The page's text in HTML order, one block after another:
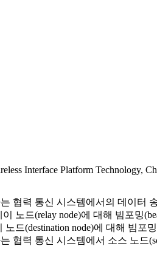
Interface Platform Technology,
협력 통신 시스템에서의 데이터
노드(relay node)에 대해 빔포밍
드(destination node)에 대해 빔포
협력 통신 시스템에서 소스 노드